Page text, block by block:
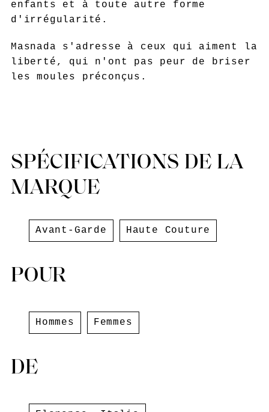
enfants et à toute autre forme
d'irrégularité.
Masnada s'adresse à ceux qui aiment la
liberté, qui n'ont pas peur de briser
les moules préconçus.
SPÉCIFICATIONS DE LA
MARQUE
Avant-Garde Haute Couture
POUR
Hommes Femmes
DE